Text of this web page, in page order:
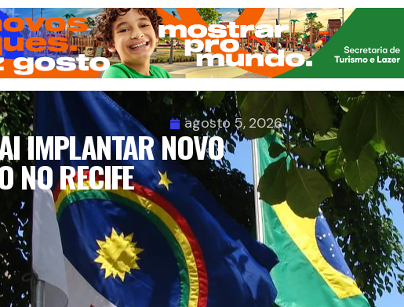
agosto 5, 2026
IMPLANTAR NOVO
NO RECIFE